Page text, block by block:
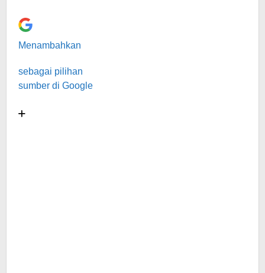
Menambahkan
sebagai pilihan
sumber di Google